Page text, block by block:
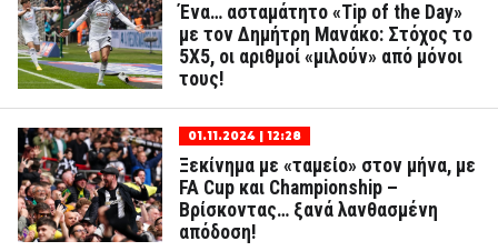
Ένα… ασταμάτητο «Tip of the Day»
με τον Δημήτρη Μανάκο: Στόχος το
5Χ5, οι αριθμοί «μιλούν» από μόνοι
τους!
01.11.2024 | 12:28
Ξεκίνημα με «ταμείο» στον μήνα, με
FA Cup και Championship –
Βρίσκοντας… ξανά λανθασμένη
απόδοση!